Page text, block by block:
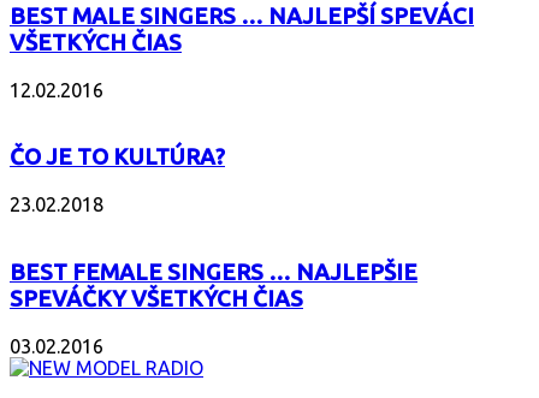
BEST MALE SINGERS … NAJLEPŠÍ SPEVÁCI
VŠETKÝCH ČIAS
12.02.2016
ČO JE TO KULTÚRA?
23.02.2018
BEST FEMALE SINGERS … NAJLEPŠIE
SPEVÁČKY VŠETKÝCH ČIAS
03.02.2016